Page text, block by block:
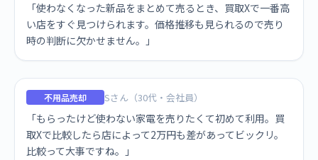
「使わなくなった新品をまとめて売るとき、買取Xで一番高
い店をすぐ見つけられます。価格推移も見られるので売り
時の判断に欠かせません。」
不用品売却 Sさん（30代・会社員）
「もらったけど使わない家電を売りたくて初めて利用。買
取Xで比較したら店によって2万円も差があってビックリ。
比較って大事ですね。」